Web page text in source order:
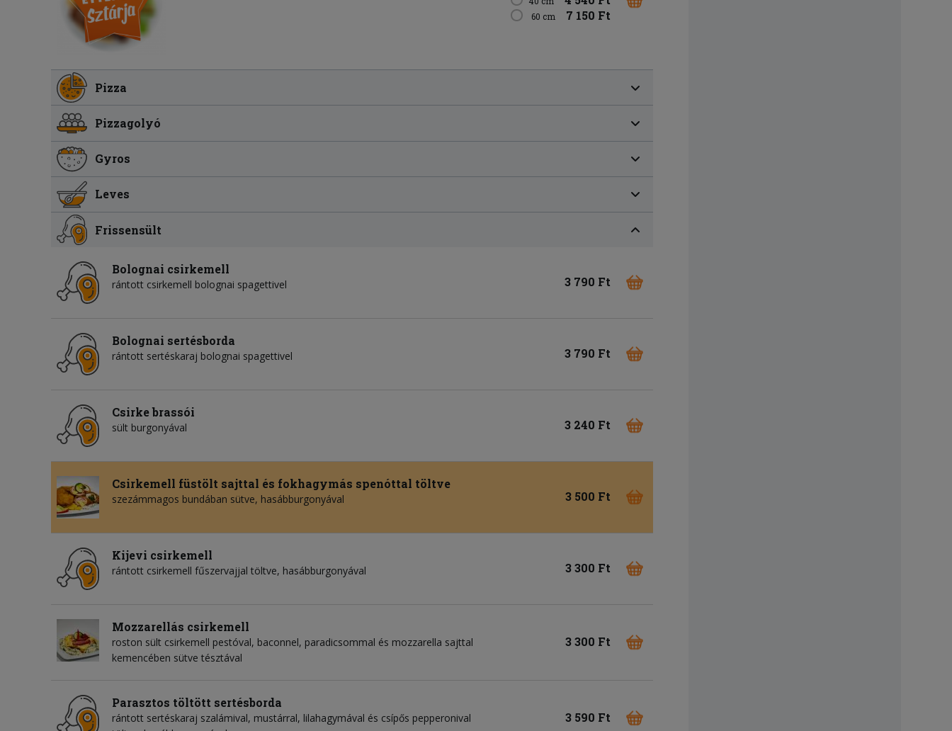
60 cm 7 150 Ft
Pizza
Pizzagolyó
Gyros
Leves
Frissensült
Bolognai csirkemell
rántott csirkemell bolognai spagettivel 3 790 Ft
Bolognai sertésborda
rántott sertéskaraj bolognai spagettivel 3 790 Ft
Csirke brassói
sült burgonyával 3 240 Ft
Csirkemell füstölt sajttal és fokhagymás spenóttal töltve
szezámmagos bundában sütve, hasábburgonyával 3 500 Ft
Kijevi csirkemell
rántott csirkemell fűszervajjal töltve, hasábburgonyával 3 300 Ft
Mozzarellás csirkemell
roston sült csirkemell pestóval, baconnel, paradicsommal és mozzarella sajttal
kemencében sütve tésztával
3 300 Ft
Parasztos töltött sertésborda
rántott sertéskaraj szalámival, mustárral, lilahagymával és csípős pepperonival
3 590 Ft